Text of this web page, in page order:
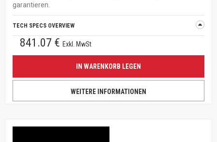
garantieren.
TECH SPECS OVERVIEW
841.07 € Exkl. MwSt
IN WARENKORB LEGEN
WEITERE INFORMATIONEN